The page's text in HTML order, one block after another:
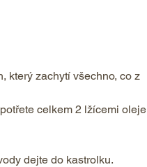
který zachytí všechno, co z
celkem 2 lžícemi oleje
dejte do kastrolku.